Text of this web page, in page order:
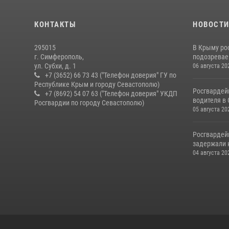
КОНТАКТЫ
295015
г. Симферополь,
ул. Субхи, д. 1
+7 (3652) 66 73 43 ("Телефон доверия" ГУ по
Республике Крым и городу Севастополю)
+7 (8692) 54 07 63 ("Телефон доверия" УКДП
Росгвардии по городу Севастополю)
НОВОСТИ
В Крыму
06 августа
водителя в
05 августа
задержали
04 августа